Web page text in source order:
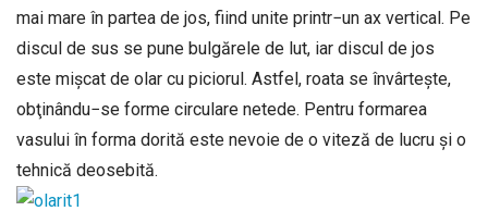
mai mare în partea de jos, fiind unite printr−un ax vertical. Pe
discul de sus se pune bulgărele de lut, iar discul de jos
este mişcat de olar cu piciorul. Astfel, roata se învârteşte,
obţinându−se forme circulare netede. Pentru formarea
vasului în forma dorită este nevoie de o viteză de lucru şi o
tehnică deosebită.